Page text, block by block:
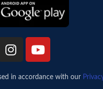
in accordance with our